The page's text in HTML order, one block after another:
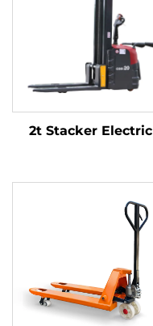
2t Stacker Electric